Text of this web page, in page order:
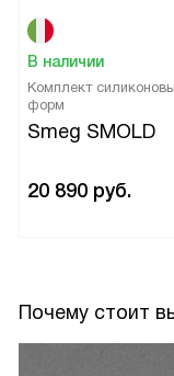
В наличии
Комплект
форм
Smeg SMOLD
20 890 руб.
Почему стоит